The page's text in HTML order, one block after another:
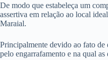
De modo que estabeleça um
assertiva em relação ao local
Maraial.
Principalmente devido ao fato
pelo engarrafamento e na qual as